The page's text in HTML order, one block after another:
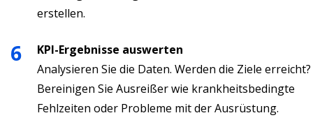
erstellen.
KPI-Ergebnisse auswerten
Analysieren Sie die Daten. Werden die Ziele erreicht?
Bereinigen Sie Ausreißer wie krankheitsbedingte
Fehlzeiten oder Probleme mit der Ausrüstung.